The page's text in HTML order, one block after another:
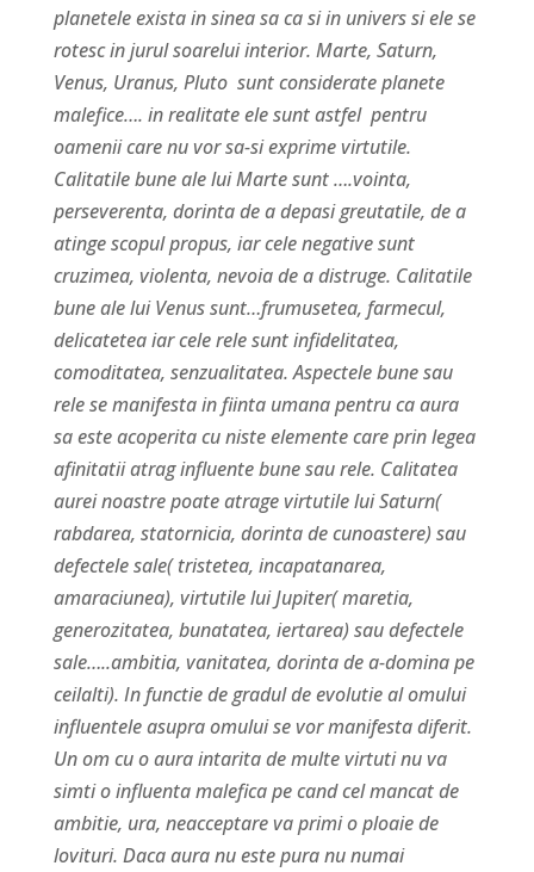
planetele exista in sinea sa ca si in univers si ele se
rotesc in jurul soarelui interior. Marte, Saturn,
Venus, Uranus, Pluto sunt considerate planete
malefice…. in realitate ele sunt astfel pentru
oamenii care nu vor sa-si exprime virtutile.
Calitatile bune ale lui Marte sunt ….vointa,
perseverenta, dorinta de a depasi greutatile, de a
atinge scopul propus, iar cele negative sunt
cruzimea, violenta, nevoia de a distruge. Calitatile
bune ale lui Venus sunt…frumusetea, farmecul,
delicatetea iar cele rele sunt infidelitatea,
comoditatea, senzualitatea. Aspectele bune sau
rele se manifesta in fiinta umana pentru ca aura
sa este acoperita cu niste elemente care prin legea
afinitatii atrag influente bune sau rele. Calitatea
aurei noastre poate atrage virtutile lui Saturn(
rabdarea, statornicia, dorinta de cunoastere) sau
defectele sale( tristetea, incapatanarea,
amaraciunea), virtutile lui Jupiter( maretia,
generozitatea, bunatatea, iertarea) sau defectele
sale…..ambitia, vanitatea, dorinta de a-domina pe
ceilalti). In functie de gradul de evolutie al omului
influentele asupra omului se vor manifesta diferit.
Un om cu o aura intarita de multe virtuti nu va
simti o influenta malefica pe cand cel mancat de
ambitie, ura, neacceptare va primi o ploaie de
lovituri. Daca aura nu este pura nu numai